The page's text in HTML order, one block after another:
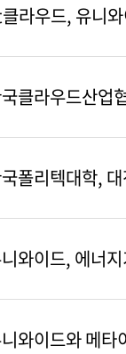
라우드, 유니
클라우드산업
폴리텍대학,
와이드, 에너
와이드와 메타